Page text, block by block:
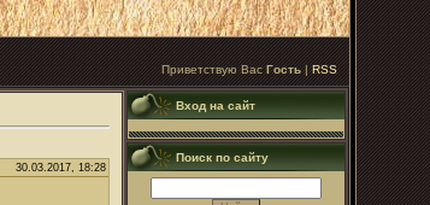
Приветствую Вас Гость| RSS
30.03.2017, 18:28
Вход на сайт
Поиск по сайту